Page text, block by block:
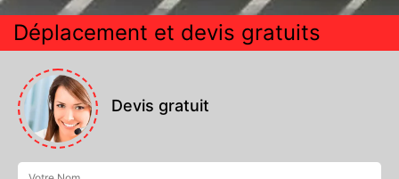
Déplacement et devis gratuits
Devis gratuit